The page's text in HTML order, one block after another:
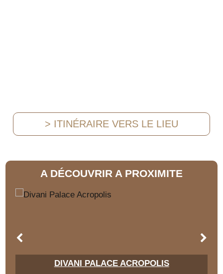
> ITINÉRAIRE VERS LE LIEU
A DÉCOUVRIR A PROXIMITE
DIVANI PALACE ACROPOLIS